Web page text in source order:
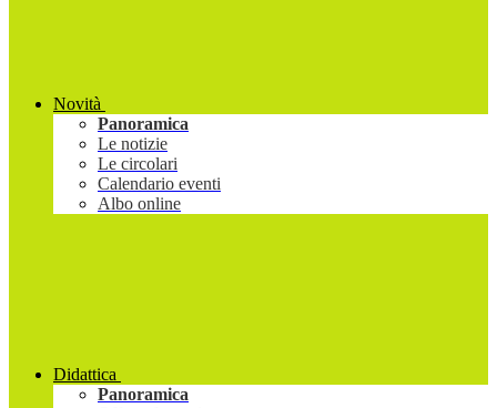
Novità
Panoramica
Le notizie
Le circolari
Calendario eventi
Albo online
Didattica
Panoramica